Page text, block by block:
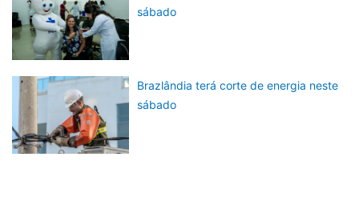
sábado
Brazlândia terá corte de energia neste
sábado